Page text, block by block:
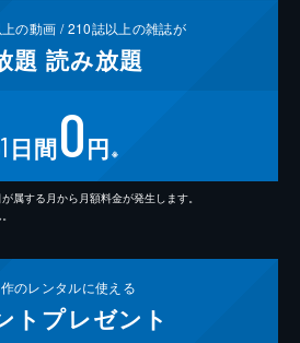
の動画 /210誌以上の雑誌が
題 読み放題
日間0円 ※
属する月から月額料金が発生します。
のレンタルに使える
ト プレゼント